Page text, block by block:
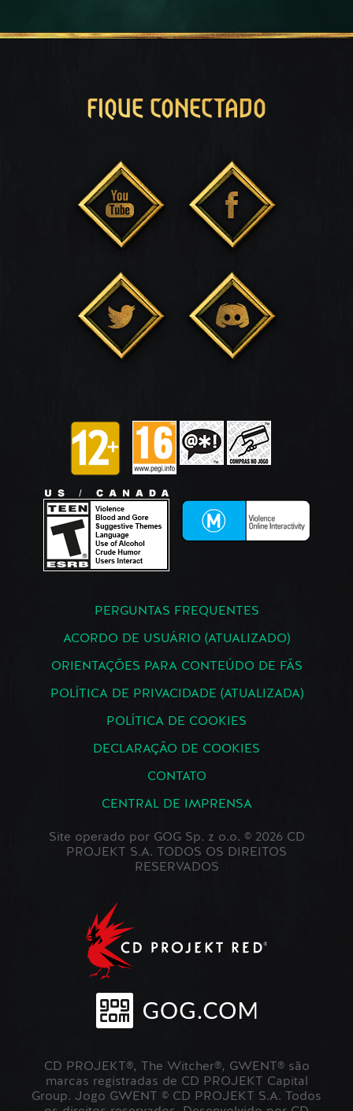
FIQUE CONECTADO
PERGUNTAS FREQUENTES
ACORDO DE USUÁRIO (ATUALIZADO)
ORIENTAÇÕES PARA CONTEÚDO DE FÃS
POLÍTICA DE PRIVACIDADE (ATUALIZADA)
POLÍTICA DE COOKIES
DECLARAÇÃO DE COOKIES
CONTATO
CENTRAL DE IMPRENSA
Site operado por GOG Sp. z o.o. © 2026 CD
PROJEKT S.A. TODOS OS DIREITOS
RESERVADOS
CD PROJEKT®, The Witcher®, GWENT® são
marcas registradas de CD PROJEKT Capital
Group. Jogo GWENT © CD PROJEKT S.A. Todos